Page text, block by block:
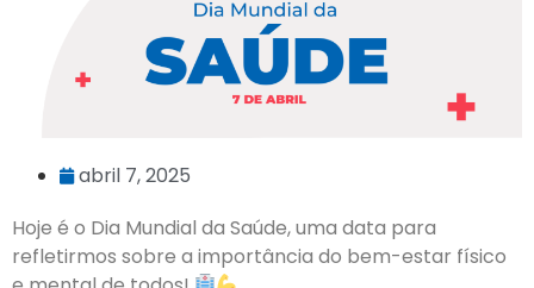
abril 7, 2025
Hoje é o Dia Mundial da Saúde, uma data para
refletirmos sobre a importância do bem-estar físico